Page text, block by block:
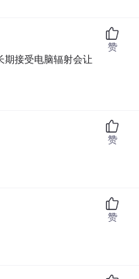
期接受电脑辐射会让
赞
赞
赞